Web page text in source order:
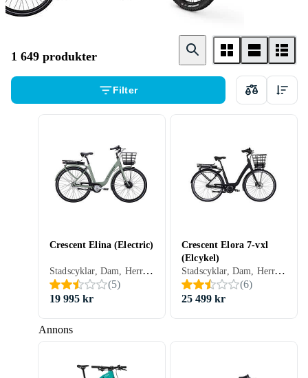
Hybridcyklar
1 649 produkter
Filter
Annons
Crescent Elina (Electric)
Stadscyklar, Dam, Herr, Framhjul, 400 Wh
(5)
19 995 kr
Crescent Elora 7-vxl
(Elcykel)
Stadscyklar, Dam, Herr, Mittmonterad, 417 Wh
(6)
25 499 kr